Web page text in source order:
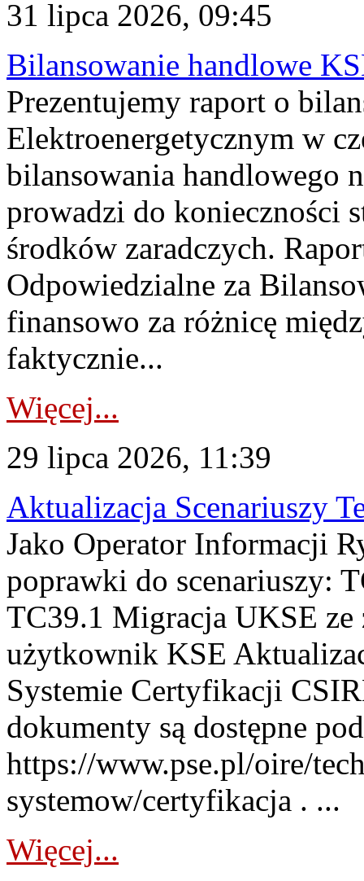
31 lipca 2026, 09:45
Bilansowanie handlowe
Prezentujemy raport o
Elektroenergetycznym w
bilansowania handlowego
prowadzi do konieczności
środków zaradczych.
Odpowiedzialne za
finansowo za różnicę
faktycznie...
Więcej...
29 lipca 2026, 11:39
Aktualizacja Scenariuszy
Jako Operator Informacji
poprawki do scenariuszy:
TC39.1 Migracja UKSE
użytkownik KSE
Systemie Certyfikacji
dokumenty są dostępne
https://www.pse.pl/oire/
systemow/certyfikacja . ...
Więcej...